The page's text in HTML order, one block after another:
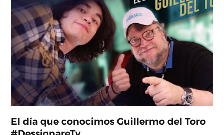
El día que conocimos Guillermo del Toro